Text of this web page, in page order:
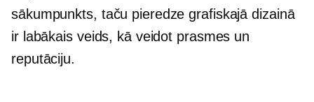
sākumpunkts, taču pieredze grafiskajā dizainā
ir labākais veids, kā veidot prasmes un
reputāciju.